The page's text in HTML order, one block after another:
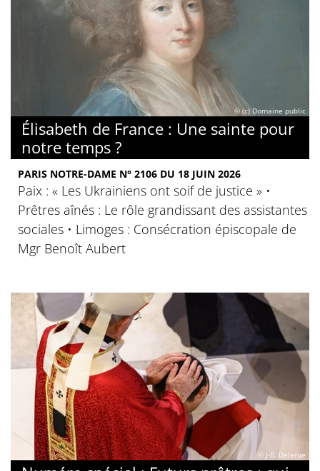
© (c) Domaine public
Élisabeth de France : Une sainte pour
notre temps ?
PARIS NOTRE-DAME N° 2106 DU 18 JUIN 2026
Paix : « Les Ukrainiens ont soif de justice » •
Prêtres aînés : Le rôle grandissant des assistantes
sociales • Limoges : Consécration épiscopale de
Mgr Benoît Aubert
© J-B. Delerue